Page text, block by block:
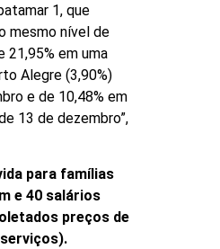
1, que
mesmo nível de
21,95% em uma
Alegre (3,90%)
e de 10,48% em
13 de dezembro”,
para famílias
e 40 salários
preços de